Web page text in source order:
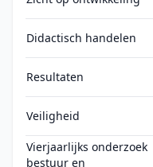
Didactisch handelen
Resultaten
Veiligheid
Vierjaarlijks onderzoek
bestuur en